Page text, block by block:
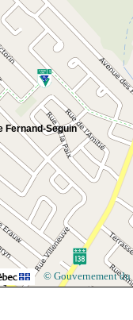
Fernand-Seguin
© Gouvernement du